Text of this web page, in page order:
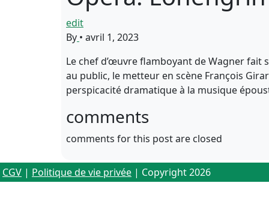
edit
By • avril 1, 2023
Le chef d’œuvre flamboyant de Wagner fait
au public, le metteur en scène François
perspicacité dramatique à la musique
comments
comments for this post are closed
CGV | Politique de vie privée | Copyright 2026